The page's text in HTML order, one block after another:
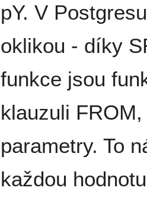
pY. V
oklikou - díky
funkce jsou
klauzuli
parametry. To
každou